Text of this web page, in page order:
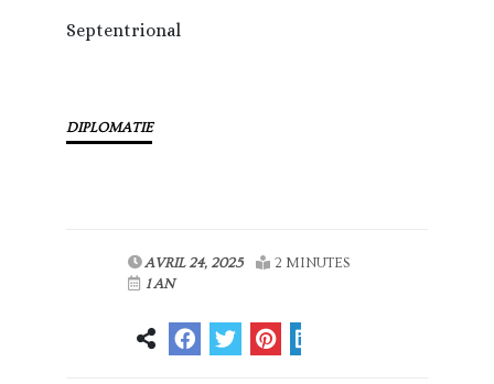
Septentrional
DIPLOMATIE
AVRIL 24, 2025
2 MINUTES
1 AN